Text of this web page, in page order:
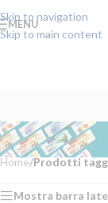
Skip to navigation
Skip to main content
MENU
Home/Prodotti
Mostra barra